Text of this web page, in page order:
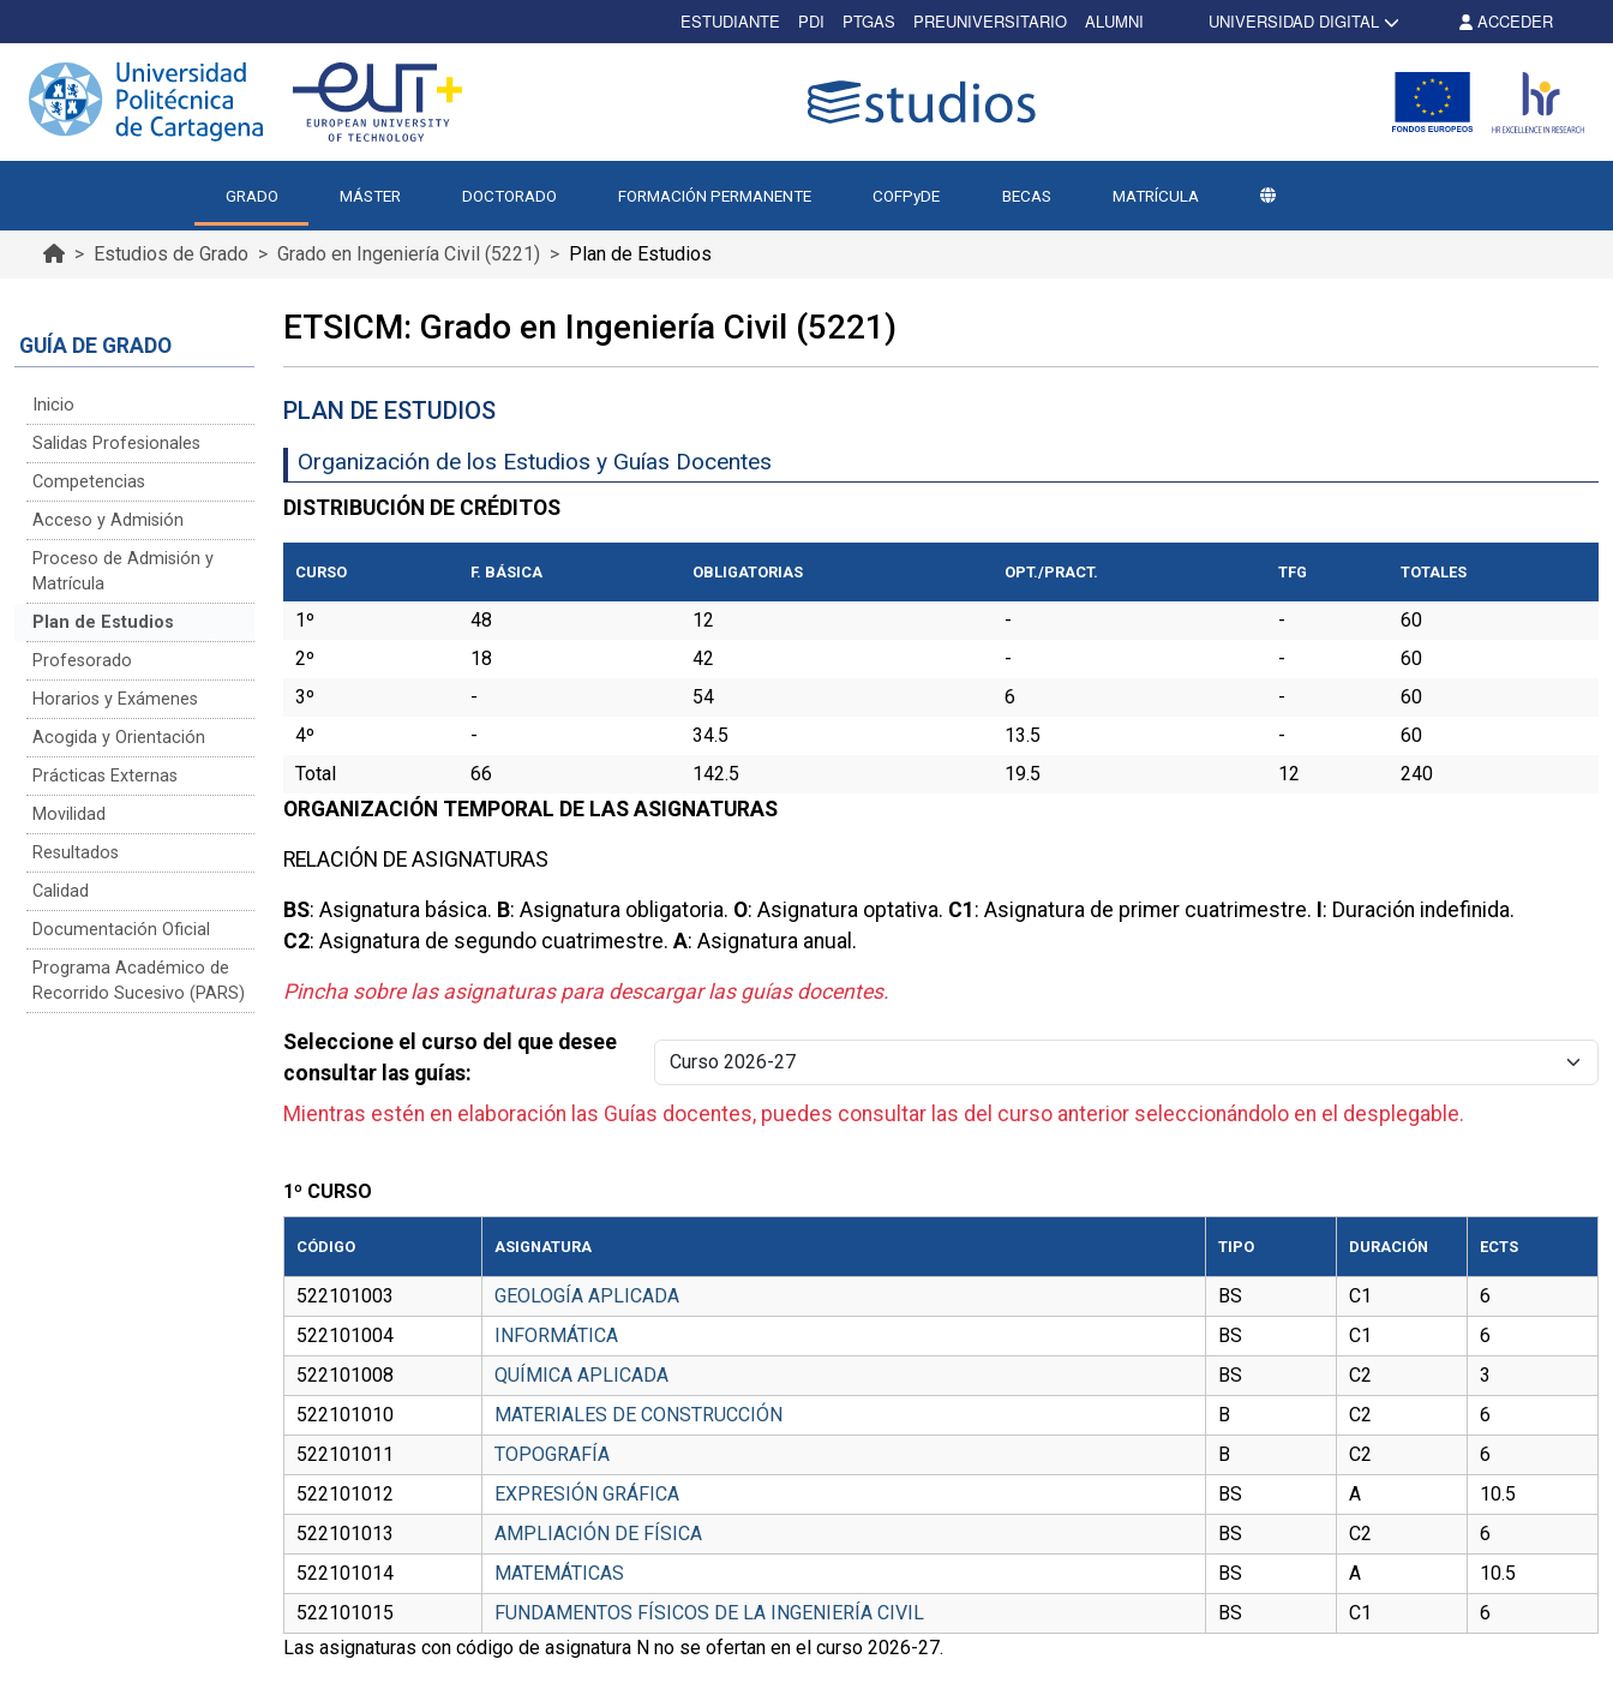
ESTUDIANTE PDI PTGAS PREUNIVERSITARIO ALUMNI UNIVERSIDAD DIGITAL ACCEDER
GRADO MÁSTER DOCTORADO FORMACIÓN PERMANENTE COFPyDE BECAS MATRÍCULA
Estudios de Grado Grado en Ingeniería Civil (5221) Plan de Estudios
GUÍA DE GRADO
Inicio
Salidas Profesionales
Competencias
Acceso y Admisión
Proceso de Admisión y
Matrícula
Plan de Estudios
Profesorado
Horarios y Exámenes
Acogida y Orientación
Prácticas Externas
Movilidad
Resultados
Calidad
Documentación Oficial
Programa Académico de
Recorrido Sucesivo (PARS)
ETSICM: Grado en Ingeniería Civil (5221)
PLAN DE ESTUDIOS
Organización de los Estudios y Guías Docentes
DISTRIBUCIÓN DE CRÉDITOS
CURSO F. BÁSICA OBLIGATORIAS OPT./PRACT. TFG TOTALES
1º 48 12 - -
60
2º
18 42 - -
60
3º
- 54 6 -
60
4º
- 34.5 13.5 -
60
Total
66 142.5 19.5 12 240
ORGANIZACIÓN TEMPORAL DE LAS ASIGNATURAS
RELACIÓN DE ASIGNATURAS
BS: Asignatura básica. B: Asignatura obligatoria. O: Asignatura optativa. C1 : Asignatura de primer cuatrimestre. I: Duración indefinida.
C2: Asignatura de segundo cuatrimestre. A: Asignatura anual .
Pincha sobre las asignaturas para descargar las guías docentes.
Seleccione el curso del que desee
consultar las guías:
Mientras estén en elaboración las Guías docentes, puedes consultar las del curso anterior seleccionándolo en el desplegable.
1º CURSO
CÓDIGO ASIGNATURA TIPO DURACIÓN ECTS
522101003 GEOLOGÍA APLICADA BS C1
6
522101004
INFORMÁTICA BS C1
6
522101008
QUÍMICA APLICADA BS C2
3
522101010
MATERIALES DE CONSTRUCCIÓN B C2
6
522101011
TOPOGRAFÍA B C2
6
522101012
EXPRESIÓN GRÁFICA BS A
10.5
522101013
AMPLIACIÓN DE FÍSICA BS C2
6
522101014
MATEMÁTICAS BS A
10.5
522101015
FUNDAMENTOS FÍSICOS DE LA INGENIERÍA CIVIL BS C1
6
Las asignaturas con código de asignatura N no se ofertan en el curso 2026-27.